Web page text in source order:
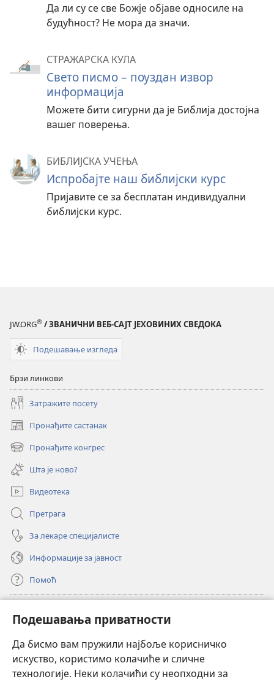
Подешавања приватности
Да бисмо вам пружили најбоље корисничко
искуство, користимо колачиће и сличне
технологије. Неки колачићи су неопходни за
Да ли су се све Божје објаве односиле на
будућност? Не мора да значи.
СТРАЖАРСКА КУЛА
Свето писмо – поуздан извор
информација
Можете бити сигурни да је Библија достојна
вашег поверења.
БИБЛИЈСКА УЧЕЊА
Испробајте наш библијски курс
Пријавите се за бесплатан индивидуални
библијски курс.
JW.ORG® / ЗВАНИЧНИ ВЕБ-САЈТ ЈЕХОВИНИХ СВЕДОКА
Подешавање изгледа
Брзи линкови
Затражите посету
Пронађите састанак
(отвара
нови
прозор)
Пронађите конгрес
(отвара
нови
прозор)
Шта је ново?
Видеотека
Претрага
За лекаре специјалисте
Информације за јавност
Помоћ
(отвара
нови
прозор)ОНЛАЈН БИБЛИОТЕКА Watchtower
(отвара
нови
прозор)JW Hub®
(отвара